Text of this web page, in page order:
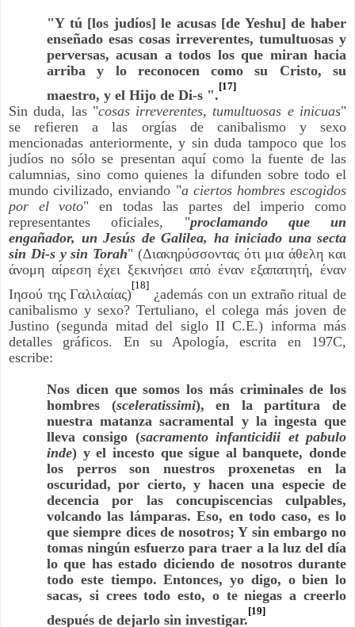
"Y tú [los judíos] le acusas [de Yeshu] de haber
enseñado esas cosas irreverentes, tumultuosas y
perversas, acusan a todos los que miran hacia
arriba y lo reconocen como su Cristo, su
maestro, y el Hijo de Di-s ".
[17]
Sin duda, las "cosas irreverentes, tumultuosas e inicuas"
se refieren a las orgías de canibalismo y sexo
mencionadas anteriormente, y sin duda tampoco que los
judíos no sólo se presentan aquí como la fuente de las
calumnias, sino como quienes la difunden sobre todo el
mundo civilizado, enviando "a ciertos hombres escogidos
por el voto" en todas las partes del imperio como
representantes oficiales, "proclamando que un
engañador, un Jesús de Galilea, ha iniciado una secta
sin Di-s y sin Torah" (Διακηρύσσοντας ότι μια άθελη και
άνομη αίρεση έχει ξεκινήσει από έναν εξαπατητή, έναν
Ιησού της Γαλιλαίας)
[18]
¿además con un extraño ritual de
canibalismo y sexo? Tertuliano, el colega más joven de
Justino (segunda mitad del siglo II C.E.) informa más
detalles gráficos. En su Apología, escrita en 197C,
escribe:
Nos dicen que somos los más criminales de los
hombres (sceleratissimi), en la partitura de
nuestra matanza sacramental y la ingesta que
lleva consigo (sacramento infanticidii et pabulo
inde) y el incesto que sigue al banquete, donde
los perros son nuestros proxenetas en la
oscuridad, por cierto, y hacen una especie de
decencia por las concupiscencias culpables,
volcando las lámparas. Eso, en todo caso, es lo
que siempre dices de nosotros; Y sin embargo no
tomas ningún esfuerzo para traer a la luz del día
lo que has estado diciendo de nosotros durante
todo este tiempo. Entonces, yo digo, o bien lo
sacas, si crees todo esto, o te niegas a creerlo
después de dejarlo sin investigar.
[19]